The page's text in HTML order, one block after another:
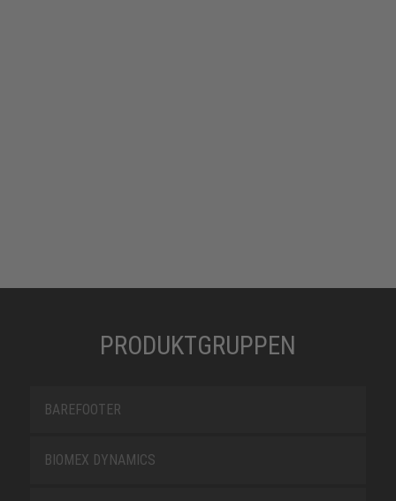
PRODUKTGRUPPEN
BAREFOOTER
BIOMEX DYNAMICS